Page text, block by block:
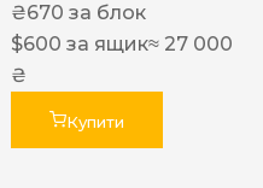
₴670 за блок
$600 за ящик≈ 27 000
₴
Купити